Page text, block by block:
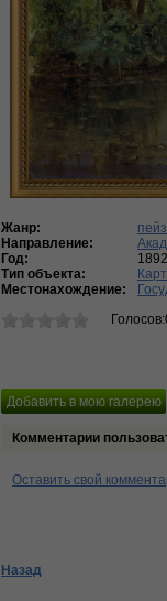
Жанр:
Направление:
Год:
1892
Тип объекта:
Местонахождение:
Комментарии
Оставить свой
Назад